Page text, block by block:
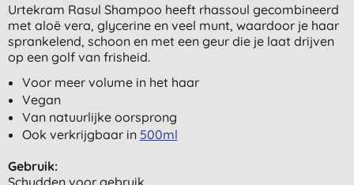
Urtekram Rasul Shampoo heeft rhassoul gecombineerd
met aloë vera, glycerine en veel munt, waardoor je haar
sprankelend, schoon en met een geur die je laat drijven
op een golf van frisheid.
Voor meer volume in het haar
Vegan
Van natuurlijke oorsprong
Ook verkrijgbaar in 500ml
Gebruik:
Schudden voor gebruik